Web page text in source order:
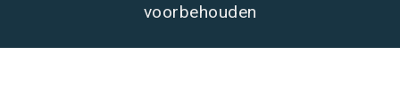
voorbehouden